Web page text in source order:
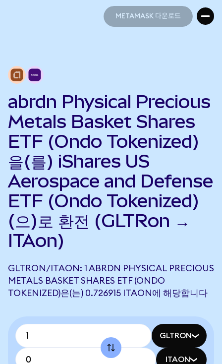
METAMASK 다운로드
abrdn Physical Precious
Metals Basket Shares
ETF (Ondo Tokenized)
을(를) iShares US
Aerospace and Defense
ETF (Ondo Tokenized)
(으)로 환전 (GLTRon →
ITAon)
GLTRON/ITAON: 1 ABRDN PHYSICAL PRECIOUS
METALS BASKET SHARES ETF (ONDO
TOKENIZED)은(는) 0.726915 ITAON에 해당합니다
GLTRON
ITAON